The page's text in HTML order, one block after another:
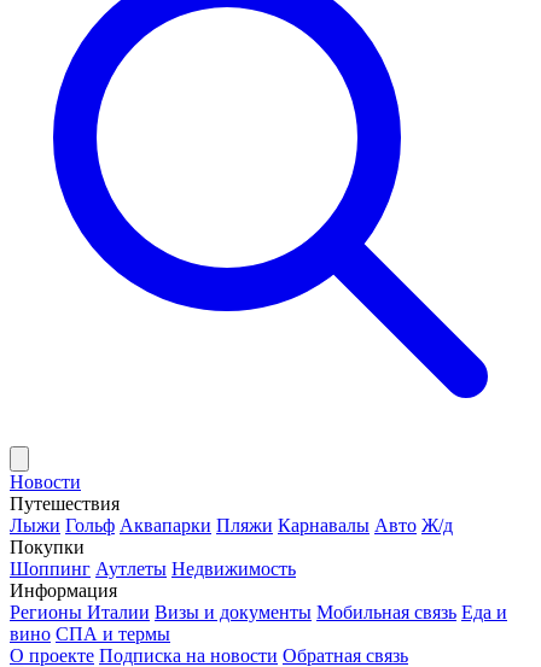
Новости
Путешествия
Лыжи Гольф Аквапарки Пляжи Карнавалы Авто Ж/д
Покупки
Шоппинг Аутлеты Недвижимость
Информация
Регионы Италии Визы и документы Мобильная связь Еда и
вино СПА и термы
О проекте Подписка на новости Обратная связь